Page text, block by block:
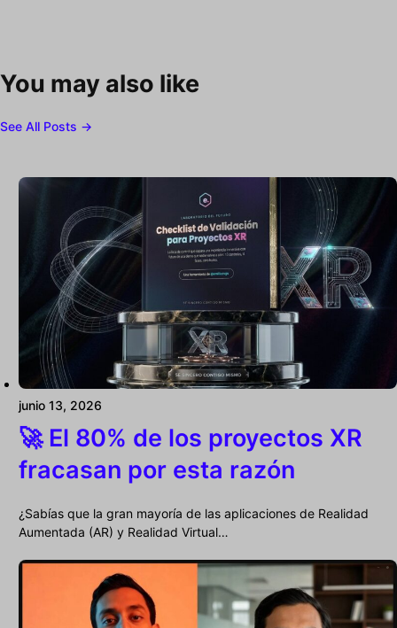
You may also like
See All Posts →
junio 13, 2026
🚀 El 80% de los proyectos XR
fracasan por esta razón
¿Sabías que la gran mayoría de las aplicaciones de Realidad
Aumentada (AR) y Realidad Virtual…